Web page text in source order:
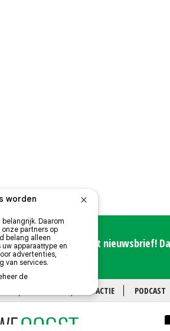
voor de Nieuwe Oogst nieuwsbrief!
REDACTIE PODCAST